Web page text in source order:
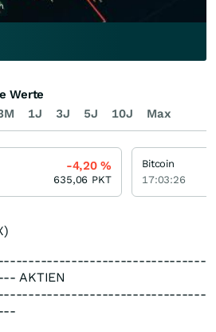
AKTIEN
1J 3J 5J 10J Max
Werte
-4,20%
635,06 PKT
Bitcoin
17:03:26